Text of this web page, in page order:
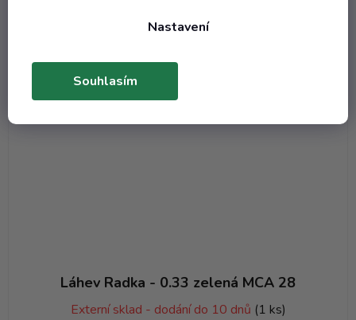
Nastavení
Souhlasím
Láhev Radka - 0.33 zelená MCA 28
Externí sklad - dodání do 10 dnů (1 ks)